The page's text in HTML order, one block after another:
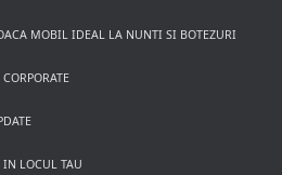
MOBIL IDEAL LA NUNTI SI BOTEZURI
LOCUL TAU